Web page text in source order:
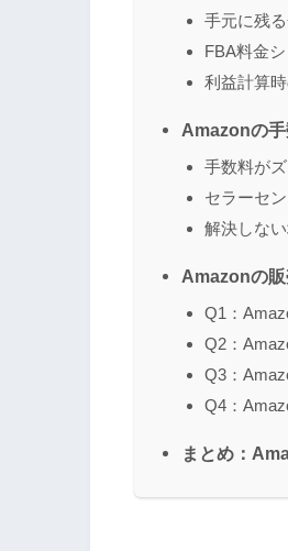
手元に残
FBA料金
利益計算
Amazonの手
手数料が
セラーセ
解決しな
Amazonの販
Q1：
Q2：
Q3：
Q4：
まとめ：